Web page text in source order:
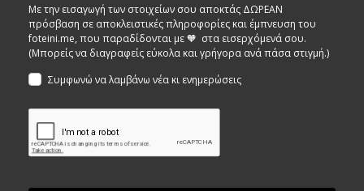
Με την εισαγωγή των στοιχείων σου αποκτάς ΔΩΡΕΑΝ
πρόσβαση σε αποκλειστικές πληροφορίες και έμπνευση του
foteini.me, που παραδίδονται με 🧡 στα εισερχόμενά σου.
(Μπορείς να διαγραφείς εύκολα και γρήγορα ανά πάσα στιγμή.)
Συμφωνώ να λαμβάνω νέα κι ενημερώσεις